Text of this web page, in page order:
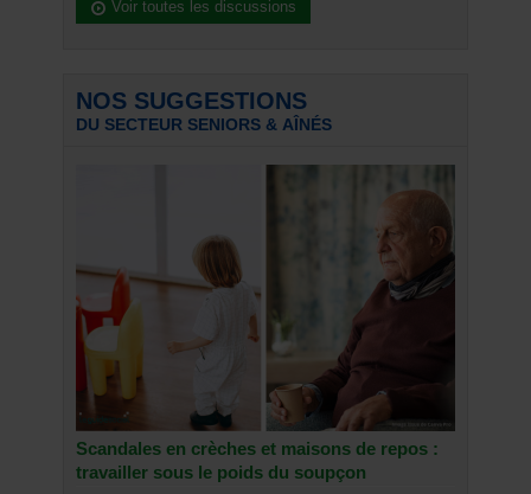
Voir toutes les discussions
NOS SUGGESTIONS
DU SECTEUR SENIORS & AÎNÉS
Scandales en crèches et maisons de repos :
travailler sous le poids du soupçon